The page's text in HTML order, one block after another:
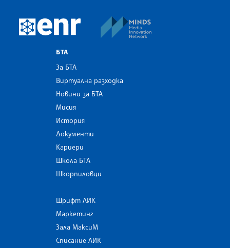
European Newsroom
БТА
За БТА
Виртуална разходка
Новини за БТА
Мисия
История
Документи
Кариери
Школа БТА
Шкорпиловци
Шрифт ЛИК
Маркетинг
Зала МаксиМ
Списание ЛИК